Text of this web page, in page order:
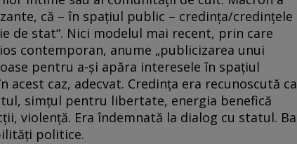
că – în spaţiul public – credinţa/credinţele
de stat“. Nici modelul mai recent, prin care
contemporan, anume „publicizarea unui
pentru a-şi apăra interesele în spaţiul
caz, adecvat. Credinţa era recunoscută ca
simţul pentru libertate, energia benefică
violenţă. Era îndemnată la dialog cu statul. Ba
politice.